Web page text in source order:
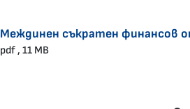
Междинен съкратен финансов
pdf , 11 MB